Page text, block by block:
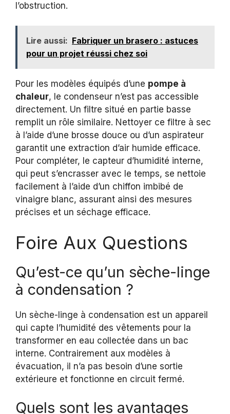
l’obstruction.
Lire aussi: Fabriquer un brasero : astuces
pour un projet réussi chez soi
Pour les modèles équipés d’une pompe à
chaleur, le condenseur n’est pas accessible
directement. Un filtre situé en partie basse
remplit un rôle similaire. Nettoyer ce filtre à sec
à l’aide d’une brosse douce ou d’un aspirateur
garantit une extraction d’air humide efficace.
Pour compléter, le capteur d’humidité interne,
qui peut s’encrasser avec le temps, se nettoie
facilement à l’aide d’un chiffon imbibé de
vinaigre blanc, assurant ainsi des mesures
précises et un séchage efficace.
Foire Aux Questions
Qu’est-ce qu’un sèche-linge
à condensation ?
Un sèche-linge à condensation est un appareil
qui capte l’humidité des vêtements pour la
transformer en eau collectée dans un bac
interne. Contrairement aux modèles à
évacuation, il n’a pas besoin d’une sortie
extérieure et fonctionne en circuit fermé.
Quels sont les avantages